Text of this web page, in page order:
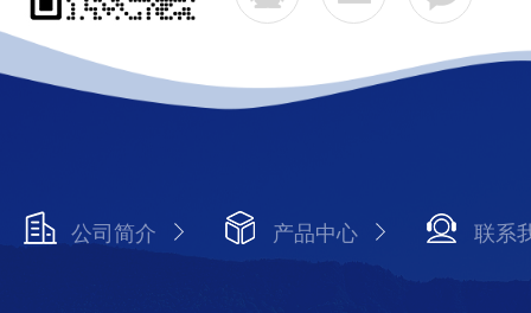
公司简介 产品中心 联系